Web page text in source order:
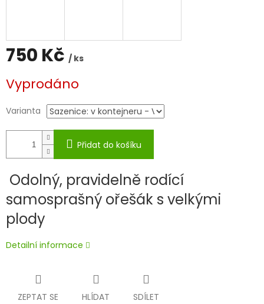
750 Kč / ks
cena:
Vyprodáno
Varianta
Přidat do košíku
Odolný, pravidelně rodící
samosprašný ořešák s velkými
plody
Detailní informace
ZEPTAT SE HLÍDAT SDÍLET